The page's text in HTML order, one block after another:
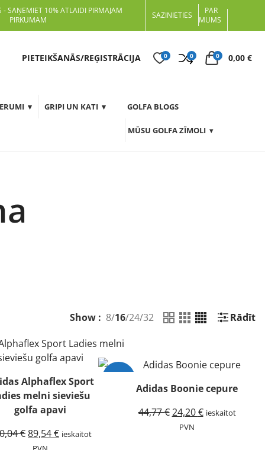
- SAŅEMIET 10% ATLAIDI PIRMAJAM
PIRKUMAM
SAZINIETIES
PAR
MUMS
PIETEIKŠANĀS/REĢISTRĀCIJA 0 0 0 0,00 €
GRIPI UN KATI GOLFA BLOGS
MŪSU GOLFA ZĪMOLI
Show : 8/16/24/32 Rādīt
Alphaflex Sport
melni sieviešu
golfa apavi
€Original
price
89,54€Current
ieskaitot
Adidas Boonie cepure
44,77€ Original
price
24,20€Current
ieskaitot
PVN